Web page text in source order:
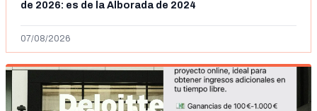
de 2026: es de la Alborada de 2024
07/08/2026